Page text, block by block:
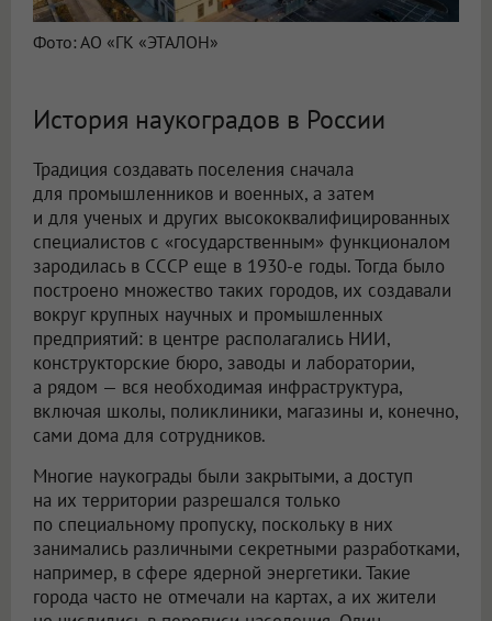
Фото: АО «ГК «ЭТАЛОН»
История наукоградов в России
Традиция создавать поселения сначала
для промышленников и военных, а затем
и для ученых и других высококвалифицированных
специалистов с «государственным» функционалом
зародилась в СССР еще в 1930-е годы. Тогда было
построено множество таких городов, их создавали
вокруг крупных научных и промышленных
предприятий: в центре располагались НИИ,
конструкторские бюро, заводы и лаборатории,
а рядом — вся необходимая инфраструктура,
включая школы, поликлиники, магазины и, конечно,
сами дома для сотрудников.
Многие наукограды были закрытыми, а доступ
на их территории разрешался только
по специальному пропуску, поскольку в них
занимались различными секретными разработками,
например, в сфере ядерной энергетики. Такие
города часто не отмечали на картах, а их жители